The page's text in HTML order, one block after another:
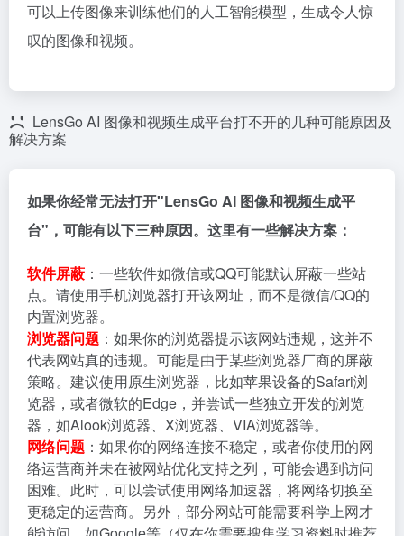
可以上传图像来训练他们的人工智能模型，生成令人惊
叹的图像和视频。
LensGo AI 图像和视频生成平台打不开的几种可能原因及
解决方案
如果你经常无法打开"LensGo AI 图像和视频生成平
台"，可能有以下三种原因。这里有一些解决方案：
软件屏蔽 ：一些软件如微信或QQ可能默认屏蔽一些站
点。请使用手机浏览器打开该网址，而不是微信/QQ的
内置浏览器。
浏览器问题 ：如果你的浏览器提示该网站违规，这并不
代表网站真的违规。可能是由于某些浏览器厂商的屏蔽
策略。建议使用原生浏览器，比如苹果设备的Safari浏
览器，或者微软的Edge，并尝试一些独立开发的浏览
器，如Alook浏览器、X浏览器、VIA浏览器等。
网络问题 ：如果你的网络连接不稳定，或者你使用的网
络运营商并未在被网站优化支持之列，可能会遇到访问
困难。此时，可以尝试使用网络加速器，将网络切换至
更稳定的运营商。另外，部分网站可能需要科学上网才